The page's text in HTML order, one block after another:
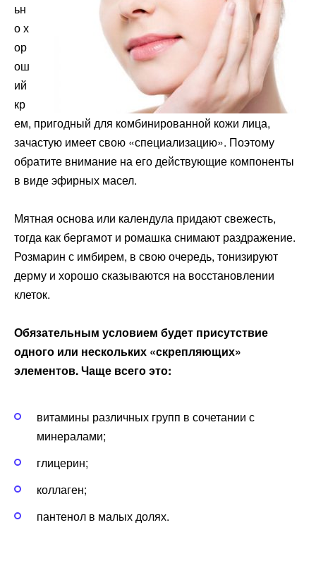
ьн
о х
ор
ош
ий
кр
ем, пригодный для комбинированной кожи лица,
зачастую имеет свою «специализацию». Поэтому
обратите внимание на его действующие компоненты
в виде эфирных масел.
Мятная основа или календула придают свежесть,
тогда как бергамот и ромашка снимают раздражение.
Розмарин с имбирем, в свою очередь, тонизируют
дерму и хорошо сказываются на восстановлении
клеток.
Обязательным условием будет присутствие
одного или нескольких «скрепляющих»
элементов. Чаще всего это:
витамины различных групп в сочетании с
минералами;
глицерин;
коллаген;
пантенол в малых долях.